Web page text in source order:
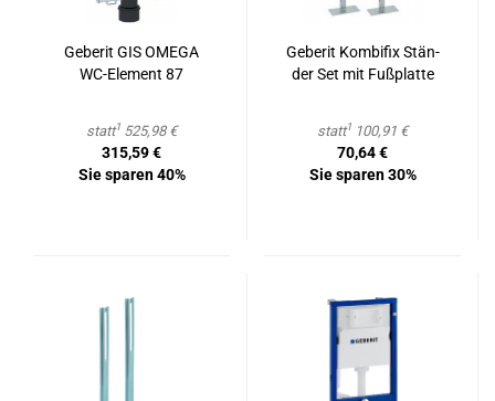
Ge­be­rit GIS OMEGA
WC-​Ele­ment 87
statt1 525,98 €
315,59 €
Sie sparen 40%
Ge­be­rit Kom­bi­fix Stän­
der Set mit Fuß­plat­te
statt1 100,91 €
70,64 €
Sie sparen 30%